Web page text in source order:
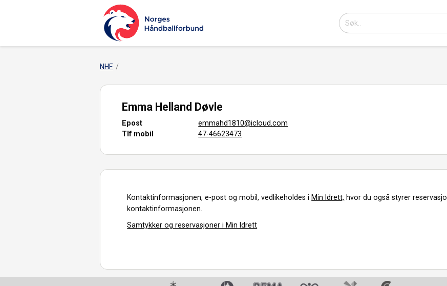
NHF
Emma Helland Døvle
Epost
emmahd1810@icloud.com
Tlf mobil
47-46623473
Kontaktinformasjonen, e-post og mobil, vedlikeholdes i Min Idrett, hvor du også styrer
kontaktinformasjonen.
Samtykker og reservasjoner i Min Idrett